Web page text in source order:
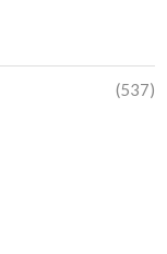
(537)